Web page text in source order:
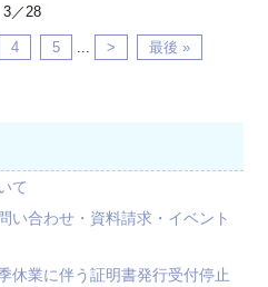
て
い合わせ・資料請求・イベント
休業に伴う証明書発行受付停止
3／28
4 5 ... > 最後 »